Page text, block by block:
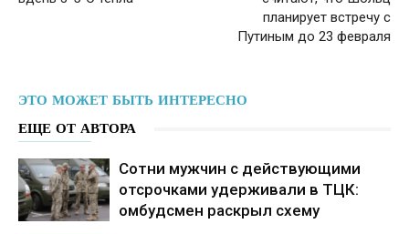
планирует встречу с
Путиным до 23 февраля
ЭТО МОЖЕТ БЫТЬ ИНТЕРЕСНО
ЕЩЕ ОТ АВТОРА
Сотни мужчин с действующими
отсрочками удерживали в ТЦК:
омбудсмен раскрыл схему